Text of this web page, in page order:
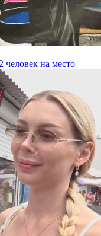
человек на место